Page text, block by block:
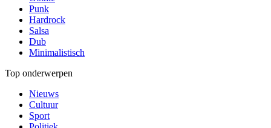
Punk
Hardrock
Salsa
Dub
Minimalistisch
Top onderwerpen
Nieuws
Cultuur
Sport